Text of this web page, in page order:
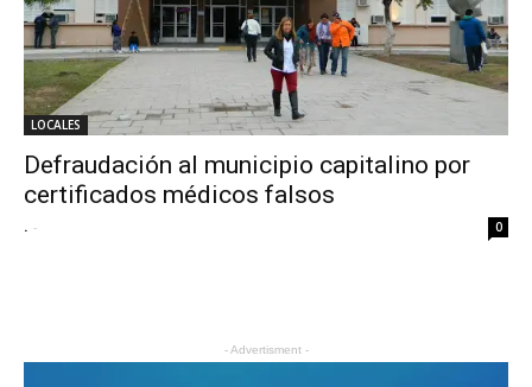
LOCALES
Defraudación al municipio capitalino por
certificados médicos falsos
. - 0
- Advertisment -